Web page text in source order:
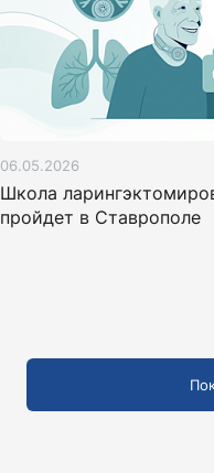
06.05.2026
Школа
пройдет в Ставрополе